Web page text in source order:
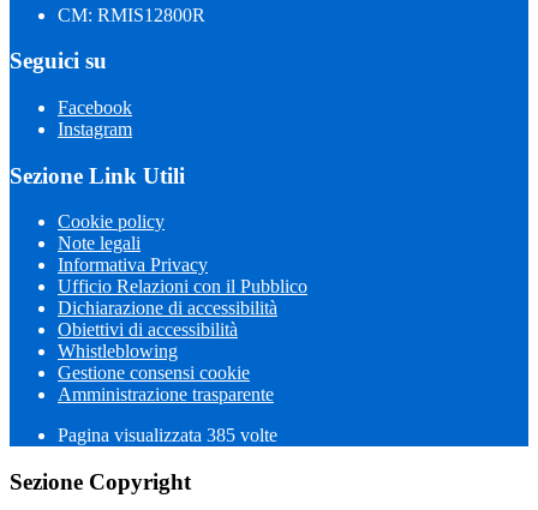
CM: RMIS12800R
Seguici su
Facebook
Instagram
Sezione Link Utili
Cookie policy
Note legali
Informativa Privacy
Ufficio Relazioni con il Pubblico
Dichiarazione di accessibilità
Obiettivi di accessibilità
Whistleblowing
Gestione consensi cookie
Amministrazione trasparente
Pagina visualizzata 385 volte
Sezione Copyright